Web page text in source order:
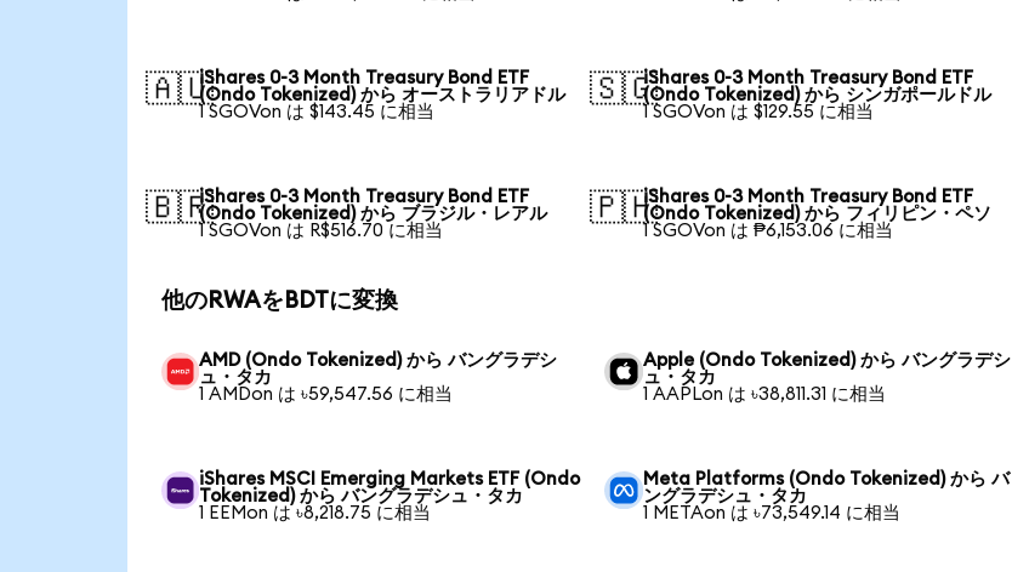
🇦🇺iShares 0-3 Month Treasury Bond ETF
(Ondo Tokenized) から オーストラリアドル
1 SGOVon は $143.45 に相当
🇸🇬iShares 0-3 Month Treasury Bond ETF
(Ondo Tokenized) から シンガポールドル
1 SGOVon は $129.55 に相当
🇧🇷iShares 0-3 Month Treasury Bond ETF
(Ondo Tokenized) から ブラジル・レアル
1 SGOVon は R$516.70 に相当
🇵🇭iShares 0-3 Month Treasury Bond ETF
(Ondo Tokenized) から フィリピン・ペソ
1 SGOVon は ₱6,153.06 に相当
他のRWAをBDTに変換
AMD (Ondo Tokenized) から バングラデシ
ュ・タカ
1 AMDon は ৳59,547.56 に相当
Apple (Ondo Tokenized) から バングラデシ
ュ・タカ
1 AAPLon は ৳38,811.31 に相当
iShares MSCI Emerging Markets ETF (Ondo
Tokenized) から バングラデシュ・タカ
1 EEMon は ৳8,218.75 に相当
Meta Platforms (Ondo Tokenized) から バ
ングラデシュ・タカ
1 METAon は ৳73,549.14 に相当